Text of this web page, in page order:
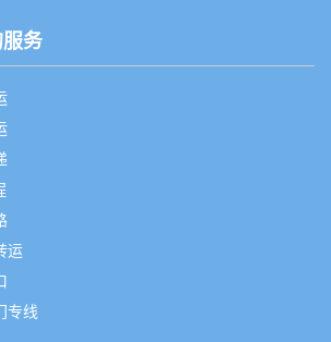
务
运
专线